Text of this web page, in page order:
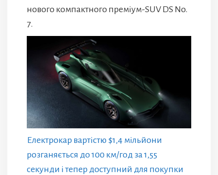
нового компактного преміум-SUV DS No.
7.
Електрокар вартістю $1,4 мільйони
розганяється до 100 км/год за 1,55
секунди і тепер доступний для покупки